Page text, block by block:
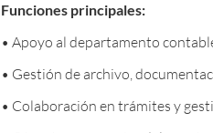
Funciones principales:
• Apoyo al departamento
• Gestión de archivo,
• Colaboración en trámites y